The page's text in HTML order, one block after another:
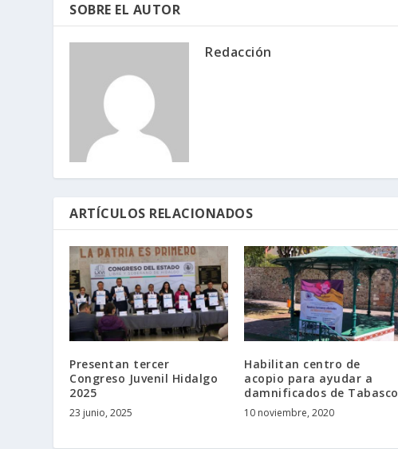
SOBRE EL AUTOR
Redacción
ARTÍCULOS RELACIONADOS
Presentan tercer
Congreso Juvenil Hidalgo
2025
23 junio, 2025
Habilitan centro de
acopio para ayudar a
damnificados de Tabasco
10 noviembre, 2020